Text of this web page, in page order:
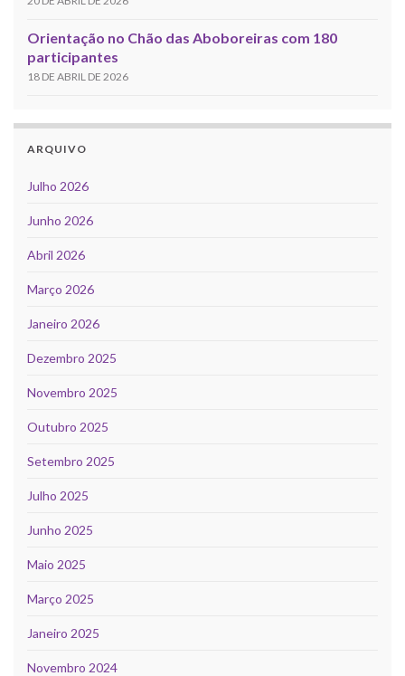
Orientação no Chão das Aboboreiras com 180
participantes
18 DE ABRIL DE 2026
ARQUIVO
Julho 2026
Junho 2026
Abril 2026
Março 2026
Janeiro 2026
Dezembro 2025
Novembro 2025
Outubro 2025
Setembro 2025
Julho 2025
Junho 2025
Maio 2025
Março 2025
Janeiro 2025
Novembro 2024